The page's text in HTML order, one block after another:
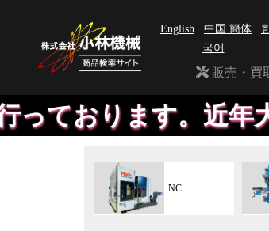
English 中国 簡体
국어
販売・買
。近年大量入荷
NC